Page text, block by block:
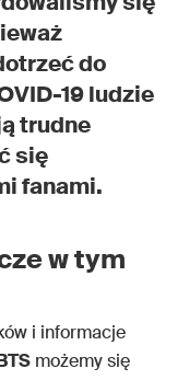
do
19 ludzie
trudne
się
fanami.
w tym
i informacje
możemy się